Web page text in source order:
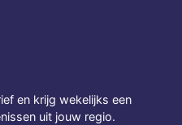
en krijg wekelijks een
uit jouw regio.